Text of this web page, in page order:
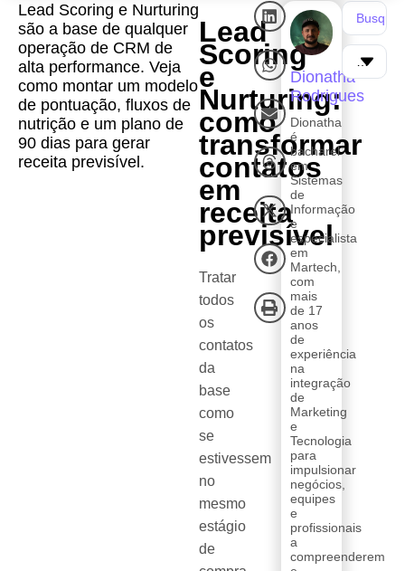
Lead Scoring e Nurturing
são a base de qualquer
operação de CRM de
alta performance. Veja
como montar um modelo
de pontuação, fluxos de
nutrição e um plano de
90 dias para gerar
receita previsível.
Lead
Scoring
e
Nurturing:
como
transformar
contatos
em
receita
previsível
Tratar
todos
os
contatos
da
base
como
se
estivessem
no
mesmo
estágio
de
Dionatha
Rodrigues
Dionatha
é
bacharel
em
Sistemas
de
Informação
e
especialista
em
Martech,
com
mais
de 17
anos
de
experiência
na
integração
de
Marketing
e
Tecnologia
para
impulsionar
negócios,
equipes
e
profissionais
a
compreenderem